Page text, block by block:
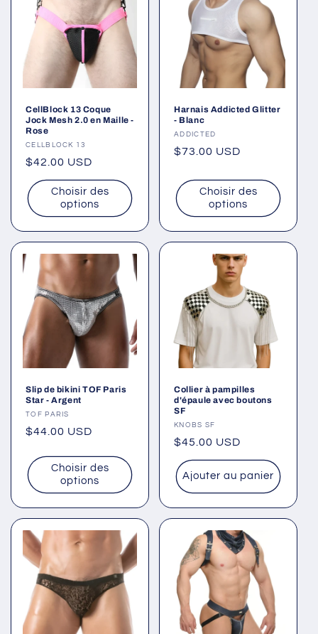
CellBlock 13 Coque
Jock Mesh 2.0 en Maille -
Rose
Fournisseur :
CELLBLOCK 13
Prix
habituel
$42.00 USD
Choisir des
options
Harnais Addicted Glitter
- Blanc
Fournisseur :
ADDICTED
Prix
$73.00 USD
Choisir des
options
Slip de bikini TOF Paris
Star - Argent
Fournisseur :
TOF PARIS
Prix
$44.00 USD
Choisir des
options
Collier à pampilles
d'épaule avec boutons
SF
Fournisseur :
KNOBS SF
Prix
habituel
$45.00 USD
Ajouter au panier